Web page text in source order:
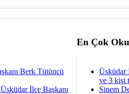
En Çok
Berk Tütüncü
İlçe Başkanı
Üsküdar
ve 3 kişi
Sinem